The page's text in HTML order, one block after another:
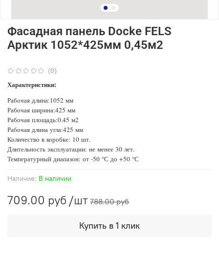
(0)
Наличие: В наличии
Фасадная панель Docke FELS
Арктик 1052*425мм 0,45м2
709.00 руб /шт 788.00 руб
Купить в 1 клик
Характеристики:
Рабочая длина:1052 мм
Рабочая ширина:425 мм
Рабочая площадь:0.45 м2
Рабочая длина угла:425 мм
Количество в коробке: 10 шт.
Длительность эксплуатации: не менее 30 лет.
Температурный диапазон: от -50 °С до +50 °С